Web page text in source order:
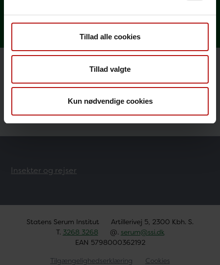
Tillad alle cookies
Tillad valgte
Kun nødvendige cookies
Generelle rejseråd
Rejseråd til gravide
Rejsevaccination af børn
Insekter og rejser
Statens Serum Institut
Artillerivej 5, 2300 Kbh. S.
T. 3268 3268 @. serum@ssi.dk
EAN 5798000362192
Tilgængelighedserklæring Cookies